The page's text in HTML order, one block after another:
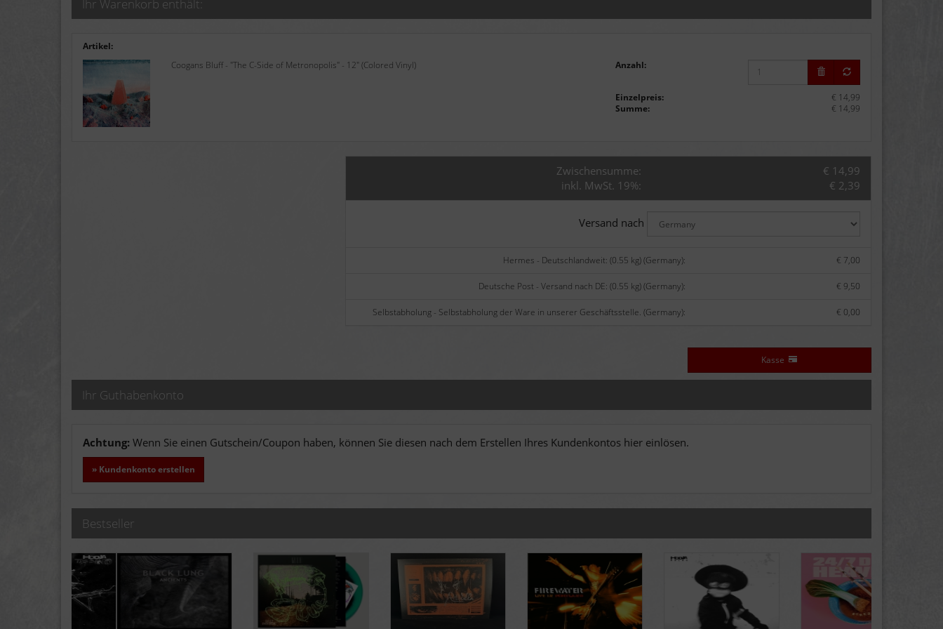
Ihr Warenkorb enthält:
Artikel:
Coogans Bluff - "The C-Side of Metronopolis" - 12" (Colored Vinyl)
Anzahl:
Einzelpreis:
€ 14,99
Summe:
€ 14,99
Zwischensumme:
€ 14,99
inkl. MwSt. 19%:
€ 2,39
Versand nach
Hermes - Deutschlandweit: (0.55 kg) (Germany): € 7,00
Deutsche Post - Versand nach DE: (0.55 kg) (Germany): € 9,50
Selbstabholung - Selbstabholung der Ware in unserer Geschäftsstelle. (Germany): € 0,00
Kasse
Ihr Guthabenkonto
Achtung: Wenn Sie einen Gutschein/Coupon haben, können Sie diesen nach dem Erstellen Ihres Kundenkontos hier einlösen.
» Kundenkonto erstellen
Bestseller